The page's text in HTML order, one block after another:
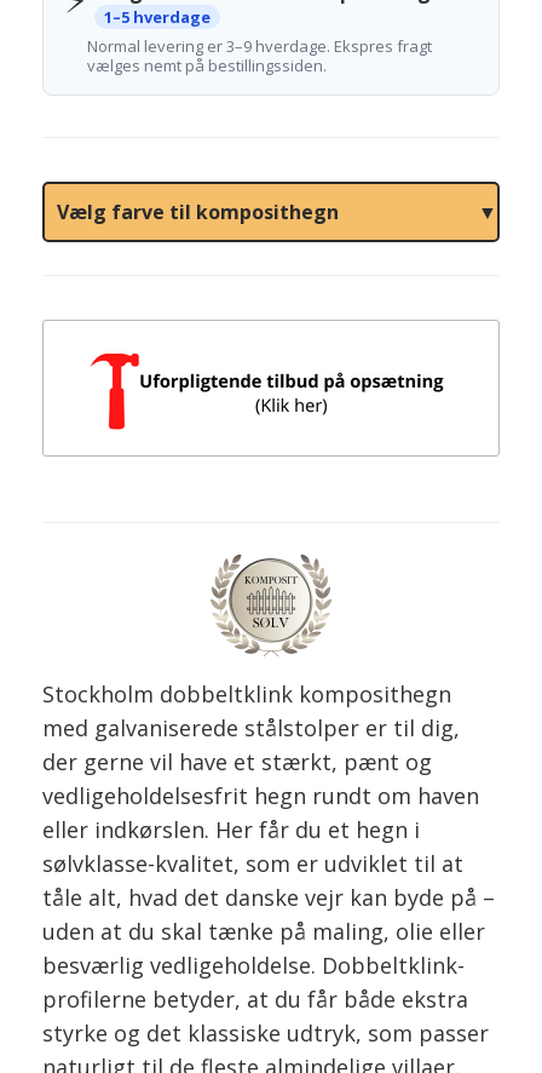
1–5 hverdage
Normal levering er 3–9 hverdage. Ekspres fragt
vælges nemt på bestillingssiden.
Vælg farve til komposithegn
Stockholm dobbeltklink komposithegn
med galvaniserede stålstolper er til dig,
der gerne vil have et stærkt, pænt og
vedligeholdelsesfrit hegn rundt om haven
eller indkørslen. Her får du et hegn i
sølvklasse-kvalitet, som er udviklet til at
tåle alt, hvad det danske vejr kan byde på –
uden at du skal tænke på maling, olie eller
besværlig vedligeholdelse. Dobbeltklink-
profilerne betyder, at du får både ekstra
styrke og det klassiske udtryk, som passer
naturligt til de fleste almindelige villaer.